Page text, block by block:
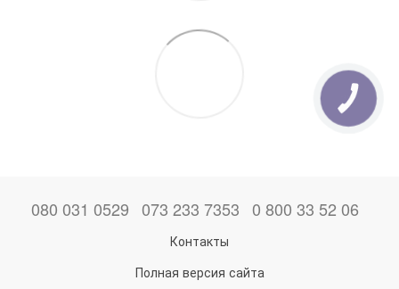
080 031 0529 073 233 7353 0 800 33 52 06
Контакты
Полная версия сайта
КНОПКА
ЗВ'ЯЗКУ